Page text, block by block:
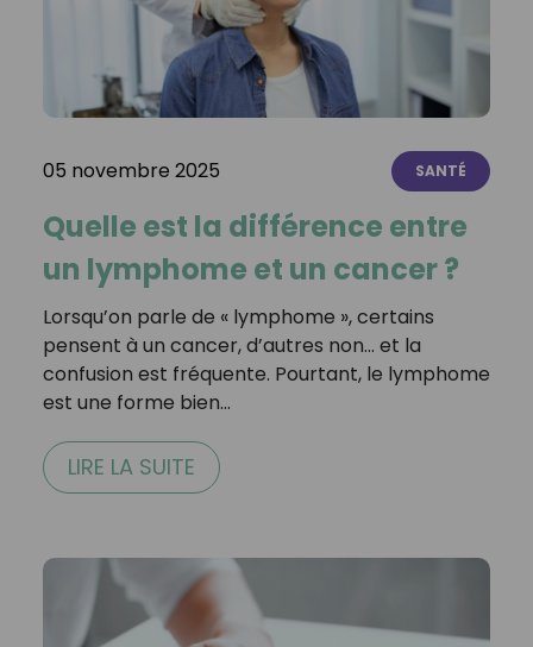
05 novembre 2025 SANTÉ
Quelle est la différence entre
un lymphome et un cancer ?
Lorsqu’on parle de « lymphome », certains
pensent à un cancer, d’autres non… et la
confusion est fréquente. Pourtant, le lymphome
est une forme bien…
LIRE LA SUITE